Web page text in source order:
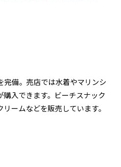
完備。売店では水着やマリンシ
購入できます。ビーチスナック
ームなどを販売しています。